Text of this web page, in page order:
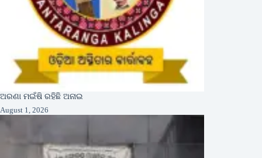
ଅରଣା ମଇଁଷି ରହିଛି ଅନାଇ
August 1, 2026